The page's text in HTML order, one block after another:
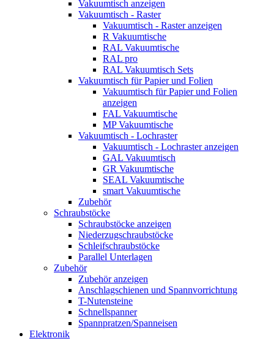
Vakuumtisch anzeigen
Vakuumtisch - Raster
Vakuumtisch - Raster anzeigen
R Vakuumtische
RAL Vakuumtische
RAL pro
RAL Vakuumtisch Sets
Vakuumtisch für Papier und Folien
Vakuumtisch für Papier und Folien
anzeigen
FAL Vakuumtische
MP Vakuumtische
Vakuumtisch - Lochraster
Vakuumtisch - Lochraster anzeigen
GAL Vakuumtisch
GR Vakuumtische
SEAL Vakuumtische
smart Vakuumtische
Zubehör
Schraubstöcke
Schraubstöcke anzeigen
Niederzugschraubstöcke
Schleifschraubstöcke
Parallel Unterlagen
Zubehör
Zubehör anzeigen
Anschlagschienen und Spannvorrichtung
T-Nutensteine
Schnellspanner
Spannpratzen/Spanneisen
Elektronik